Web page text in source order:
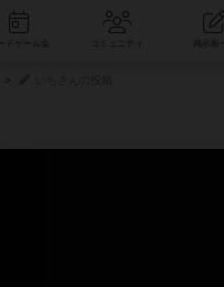
コミュニティ